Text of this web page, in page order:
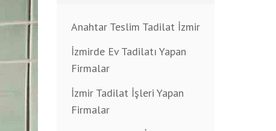
Anahtar Teslim Tadilat İzmir
İzmirde Ev Tadilatı Yapan
Firmalar
İzmir Tadilat İşleri Yapan
Firmalar